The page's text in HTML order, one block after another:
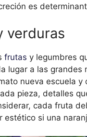
es
verduras
frutas y legumbres
lugar a las grandes
nueva escuela
pieza, detalles
cada fruta
estético si una